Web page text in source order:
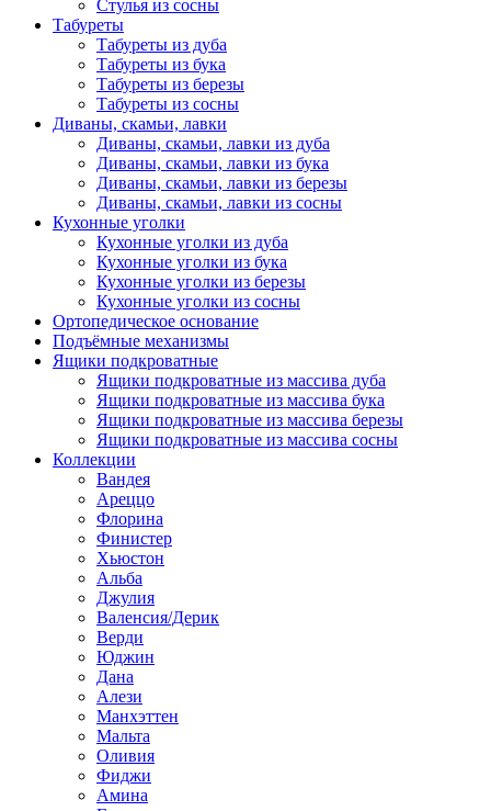
Стулья из сосны
Табуреты
Табуреты из дуба
Табуреты из бука
Табуреты из березы
Табуреты из сосны
Диваны, скамьи, лавки
Диваны, скамьи, лавки из дуба
Диваны, скамьи, лавки из бука
Диваны, скамьи, лавки из березы
Диваны, скамьи, лавки из сосны
Кухонные уголки
Кухонные уголки из дуба
Кухонные уголки из бука
Кухонные уголки из березы
Кухонные уголки из сосны
Ортопедическое основание
Подъёмные механизмы
Ящики подкроватные
Ящики подкроватные из массива дуба
Ящики подкроватные из массива бука
Ящики подкроватные из массива березы
Ящики подкроватные из массива сосны
Коллекции
Вандея
Ареццо
Флорина
Финистер
Хьюстон
Альба
Джулия
Валенсия/Дерик
Верди
Юджин
Дана
Алези
Манхэттен
Мальта
Оливия
Фиджи
Амина